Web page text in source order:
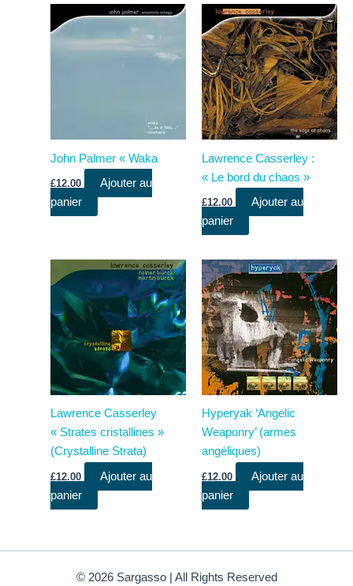
John Palmer « Waka
£12.00
Ajouter au
panier
Lawrence Casserley :
« Le bord du chaos »
£12.00
Ajouter au
panier
Lawrence Casserley
« Strates cristallines »
(Crystalline Strata)
£12.00
Ajouter au
panier
Hyperyak ‘Angelic
Weaponry’ (armes
angéliques)
£12.00
Ajouter au
panier
© 2026 Sargasso | All Rights Reserved